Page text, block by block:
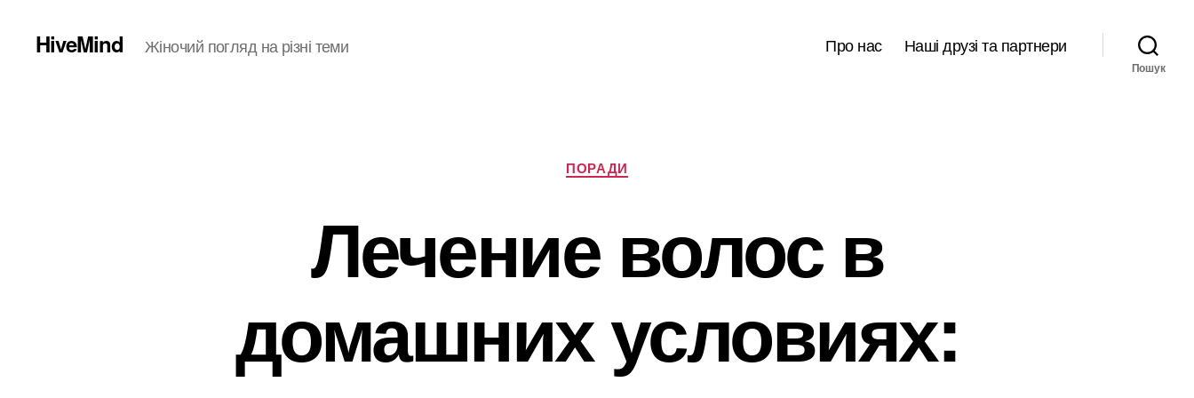
HiveMind Жіночий погляд на різні теми Про нас Наші друзі та партнери
Пошук
Категорії
ПОРАДИ
Лечение волос в
домашних условиях: